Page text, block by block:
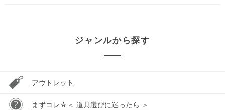
ジャンルから探す
アウトレット
まずコレ☆＜ 道具選びに迷ったら ＞